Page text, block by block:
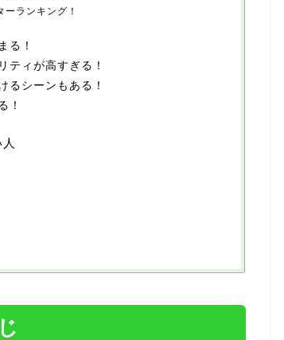
ランキング！
る！
ィが高すぎる！
シーンもある！
！